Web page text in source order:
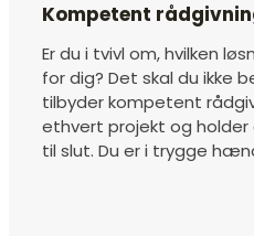
Kompetent
Er du i tvivl om, hvilken
for dig? Det skal du ikke
tilbyder kompetent
ethvert projekt og
til slut. Du er i trygge